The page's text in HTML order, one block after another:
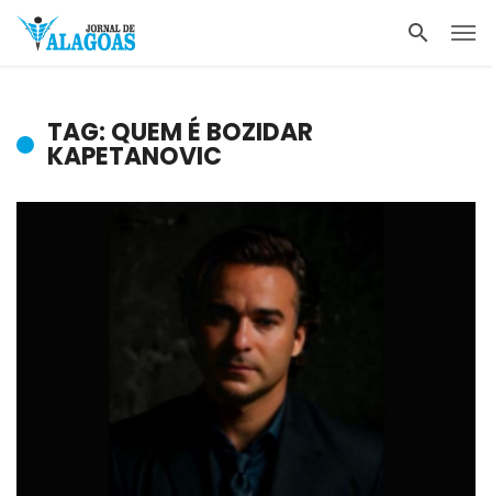
TAG: QUEM É BOZIDAR
KAPETANOVIC